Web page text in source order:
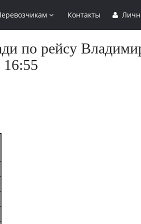
Контакты
по рейсу
16:55